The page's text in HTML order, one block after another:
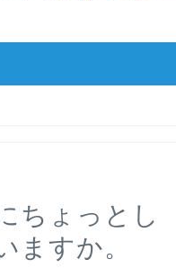
ちょっとし
ますか。